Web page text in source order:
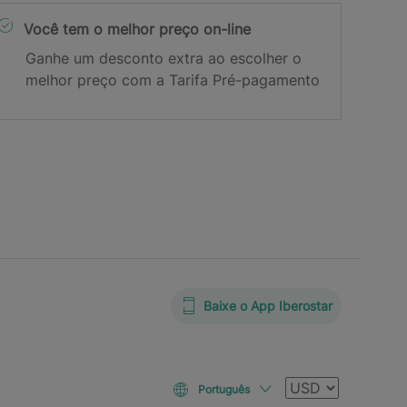
Você tem o melhor preço on-line
Ganhe um desconto extra ao escolher o
melhor preço com a Tarifa Pré-pagamento
Português Moeda
Baixe o App Iberostar